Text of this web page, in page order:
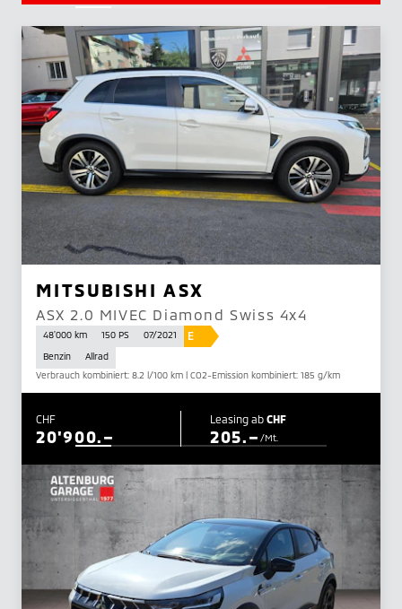
MITSUBISHI ASX
ASX 2.0 MIVEC Diamond Swiss 4x4
48'000 km 150 PS 07/2021 E
Benzin
Allrad
Verbrauch kombiniert: 8.2 l/100 km | CO2-Emission kombiniert: 185 g/km
CHF
20'900.–
Leasing ab CHF
205.– /Mt.